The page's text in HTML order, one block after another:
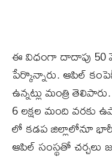
ఈ విధంగా దాదాపు 50
పేర్కొన్నారు. ఆపిల్
ఉన్నట్లు మంత్రి
6 లక్షల మంది
లో కడప జిల్లాలోనూ
ఆపిల్ సంస్థతో చర్చలు